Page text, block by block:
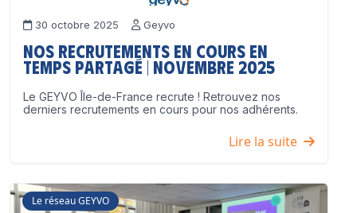
30 octobre 2025 Geyvo
Nos recrutements en cours en
temps partagé | Novembre 2025
Le GEYVO Île-de-France recrute ! Retrouvez nos
derniers recrutements en cours pour nos adhérents.
Lire la suite
Le réseau GEYVO